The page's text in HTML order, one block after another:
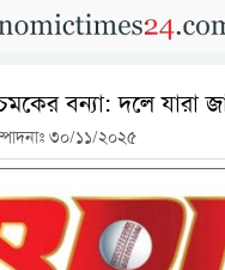
বন্যা: দলে যারা
৩০/১১/২০২৫